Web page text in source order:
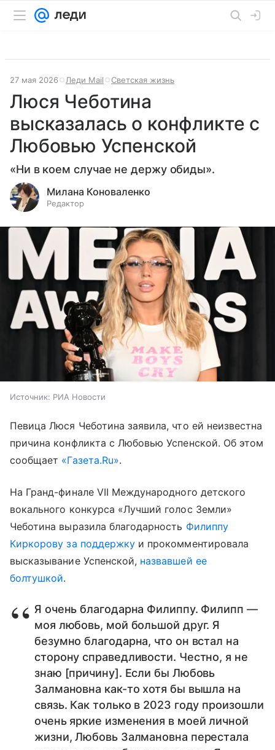
27 мая 2026 Леди Mail Светская жизнь
Люся Чеботина
высказалась о конфликте с
Любовью Успенской
«Ни в коем случае не держу обиды».
Милана Коноваленко
Редактор
Источник: РИА Новости
Певица Люся Чеботина заявила, что ей неизвестна
причина конфликта с Любовью Успенской. Об этом
сообщает «Газета.Ru».
На Гранд-финале VII Международного детского
вокального конкурса «Лучший голос Земли»
Чеботина выразила благодарность Филиппу
Киркорову за поддержку и прокомментировала
высказывание Успенской, назвавшей ее
болтушкой.
Я очень благодарна Филиппу. Филипп —
моя любовь, мой большой друг. Я
безумно благодарна, что он встал на
сторону справедливости. Честно, я не
знаю [причину]. Если бы Любовь
Залмановна как-то хотя бы вышла на
связь. Как только в 2023 году произошли
очень яркие изменения в моей личной
жизни, Любовь Залмановна перестала